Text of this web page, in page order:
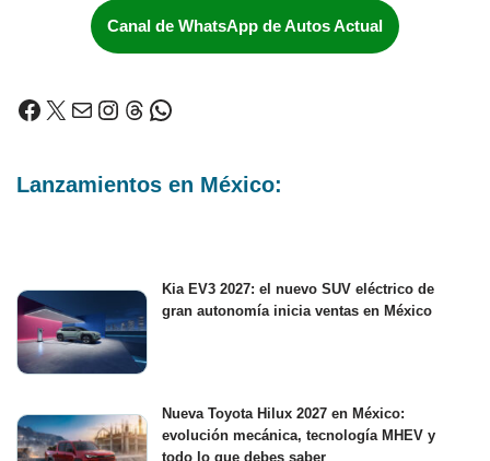
Canal de WhatsApp de Autos Actual
Lanzamientos en México:
Kia EV3 2027: el nuevo SUV eléctrico de
gran autonomía inicia ventas en México
Nueva Toyota Hilux 2027 en México:
evolución mecánica, tecnología MHEV y
todo lo que debes saber